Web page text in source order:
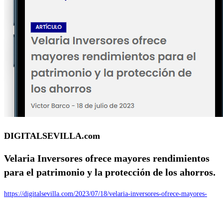
DIGITALSEVILLA.com
Velaria Inversores ofrece mayores rendimientos
para el patrimonio y la protección de los ahorros.
https://digitalsevilla.com/2023/07/18/velaria-inversores-ofrece-mayores-